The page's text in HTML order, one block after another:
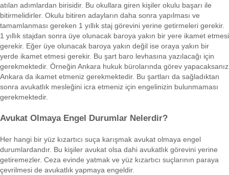
atılan adımlardan birisidir. Bu okullara giren kişiler okulu başarı ile
bitirmelidirler. Okulu bitiren adayların daha sonra yapılması ve
tamamlanması gereken 1 yıllık staj görevini yerine getirmeleri gerekir.
1 yıllık stajdan sonra üye olunacak baroya yakın bir yere ikamet etmesi
gerekir. Eğer üye olunacak baroya yakın değil ise oraya yakın bir
yerde ikamet etmesi gerekir. Bu şart baro levhasına yazılacağı için
gerekmektedir. Örneğin Ankara hukuk bürolarında görev yapacaksanız
Ankara da ikamet etmeniz gerekmektedir. Bu şartları da sağladıktan
sonra avukatlık mesleğini icra etmeniz için engelinizin bulunmaması
gerekmektedir.
Avukat Olmaya Engel Durumlar Nelerdir?
Her hangi bir yüz kızartıcı suça karışmak avukat olmaya engel
durumlardandır. Bu kişiler avukat olsa dahi avukatlık görevini yerine
getiremezler. Ceza evinde yatmak ve yüz kızartıcı suçlarının paraya
çevrilmesi de avukatlık yapmaya engeldir.